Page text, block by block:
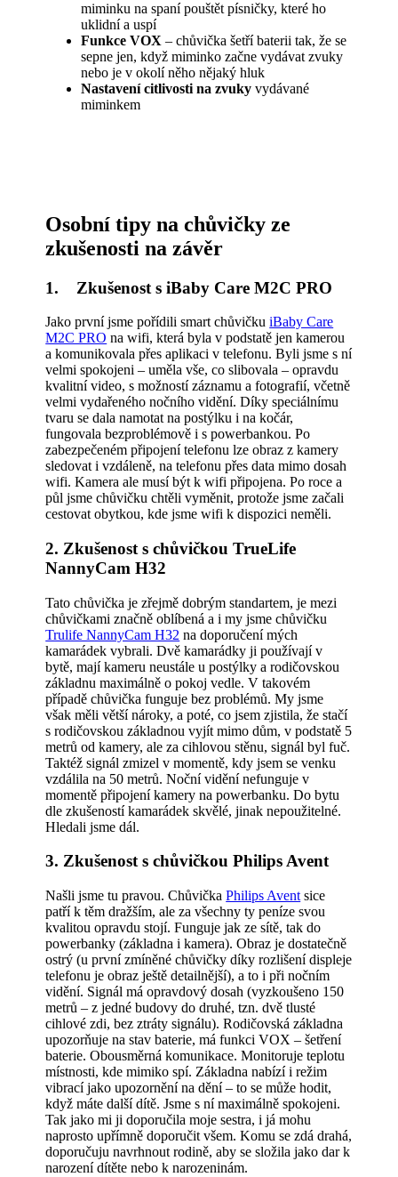
miminku na spaní pouštět písničky, které ho
uklidní a uspí
Funkce VOX – chůvička šetří baterii tak, že se
sepne jen, když miminko začne vydávat zvuky
nebo je v okolí něho nějaký hluk
Nastavení citlivosti na zvuky vydávané
miminkem
Osobní tipy na chůvičky ze
zkušenosti na závěr
1. Zkušenost s iBaby Care M2C PRO
Jako první jsme pořídili smart chůvičkuiBaby Care
M2C PRO na wifi, která byla v podstatě jen kamerou
a komunikovala přes aplikaci v telefonu. Byli jsme s ní
velmi spokojeni – uměla vše, co slibovala – opravdu
kvalitní video, s možností záznamu a fotografií, včetně
velmi vydařeného nočního vidění. Díky speciálnímu
tvaru se dala namotat na postýlku i na kočár,
fungovala bezproblémově i s powerbankou. Po
zabezpečeném připojení telefonu lze obraz z kamery
sledovat i vzdáleně, na telefonu přes data mimo dosah
wifi. Kamera ale musí být k wifi připojena. Po roce a
půl jsme chůvičku chtěli vyměnit, protože jsme začali
cestovat obytkou, kde jsme wifi k dispozici neměli.
2. Zkušenost s chůvičkou TrueLife
NannyCam H32
Tato chůvička je zřejmě dobrým standartem, je mezi
chůvičkami značně oblíbená a i my jsme chůvičku
Trulife NannyCam H32 na doporučení mých
kamarádek vybrali. Dvě kamarádky ji používají v
bytě, mají kameru neustále u postýlky a rodičovskou
základnu maximálně o pokoj vedle. V takovém
případě chůvička funguje bez problémů. My jsme
však měli větší nároky, a poté, co jsem zjistila, že stačí
s rodičovskou základnou vyjít mimo dům, v podstatě 5
metrů od kamery, ale za cihlovou stěnu, signál byl fuč.
Taktéž signál zmizel v momentě, kdy jsem se venku
vzdálila na 50 metrů. Noční vidění nefunguje v
momentě připojení kamery na powerbanku. Do bytu
dle zkušeností kamarádek skvělé, jinak nepoužitelné.
Hledali jsme dál.
3. Zkušenost s chůvičkou Philips Avent
Našli jsme tu pravou. ChůvičkaPhilips Avent sice
patří k těm dražším, ale za všechny ty peníze svou
kvalitou opravdu stojí. Funguje jak ze sítě, tak do
powerbanky (základna i kamera). Obraz je dostatečně
ostrý (u první zmíněné chůvičky díky rozlišení displeje
telefonu je obraz ještě detailnější), a to i při nočním
vidění. Signál má opravdový dosah (vyzkoušeno 150
metrů – z jedné budovy do druhé, tzn. dvě tlusté
cihlové zdi, bez ztráty signálu). Rodičovská základna
upozorňuje na stav baterie, má funkci VOX – šetření
baterie. Obousměrná komunikace. Monitoruje teplotu
místnosti, kde mimiko spí. Základna nabízí i režim
vibrací jako upozornění na dění – to se může hodit,
když máte další dítě. Jsme s ní maximálně spokojeni.
Tak jako mi ji doporučila moje sestra, i já mohu
naprosto upřímně doporučit všem. Komu se zdá drahá,
doporučuju navrhnout rodině, aby se složila jako dar k
narození dítěte nebo k narozeninám.